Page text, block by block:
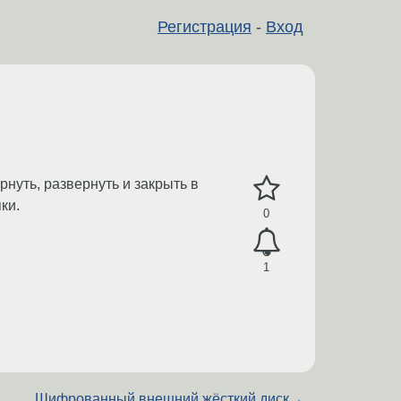
Регистрация - Вход
0
1
развернуть и закрыть в